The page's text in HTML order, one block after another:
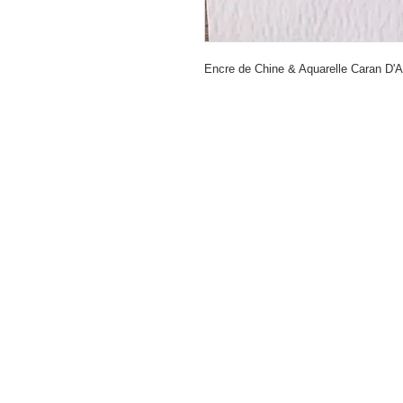
Encre de Chine & Aquarelle Caran